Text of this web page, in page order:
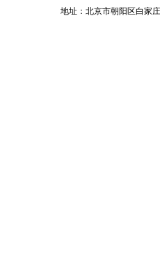
地址：北京市朝阳区白家